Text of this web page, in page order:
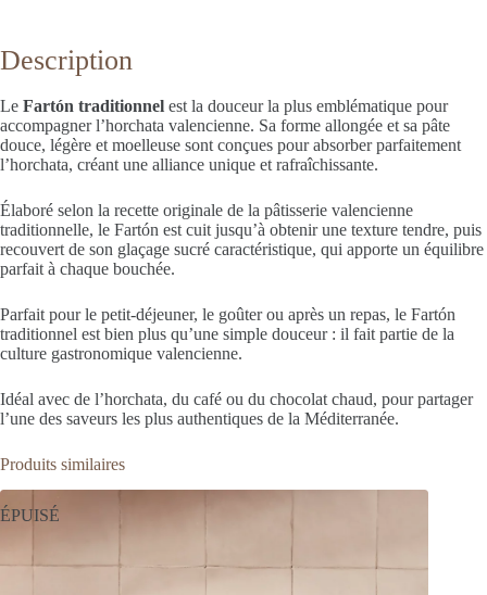
Description
Le Fartón traditionnel est la douceur la plus emblématique pour
accompagner l’horchata valencienne. Sa forme allongée et sa pâte
douce, légère et moelleuse sont conçues pour absorber parfaitement
l’horchata, créant une alliance unique et rafraîchissante.
Élaboré selon la recette originale de la pâtisserie valencienne
traditionnelle, le Fartón est cuit jusqu’à obtenir une texture tendre, puis
recouvert de son glaçage sucré caractéristique, qui apporte un équilibre
parfait à chaque bouchée.
Parfait pour le petit-déjeuner, le goûter ou après un repas, le Fartón
traditionnel est bien plus qu’une simple douceur : il fait partie de la
culture gastronomique valencienne.
Idéal avec de l’horchata, du café ou du chocolat chaud, pour partager
l’une des saveurs les plus authentiques de la Méditerranée.
Produits similaires
ÉPUISÉ